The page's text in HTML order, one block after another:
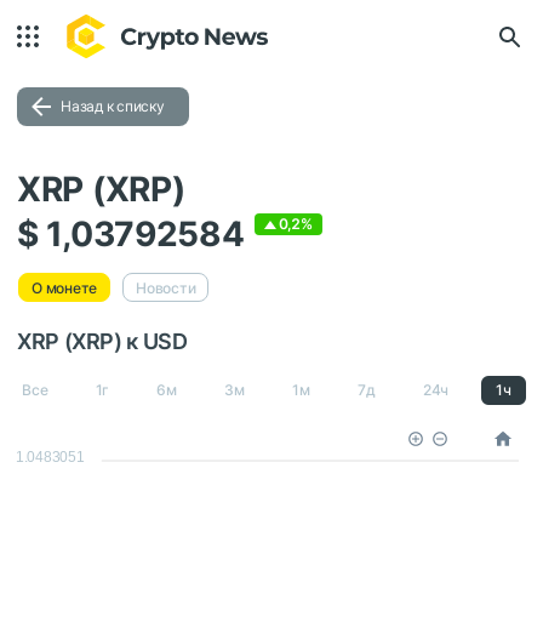
Назад к списку
XRP (XRP)
$ 1,03792584
0,2%
О монете Новости
XRP (XRP) к USD
Все 1г 6м 3м 1м 7д 24ч 1ч
1.0483051